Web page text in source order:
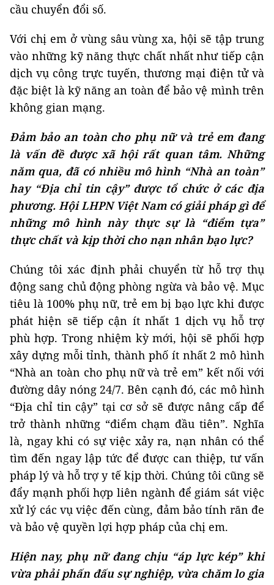
cầu chuyển đổi số.
Với chị em ở vùng sâu vùng xa, hội sẽ tập trung
vào những kỹ năng thực chất nhất như tiếp cận
dịch vụ công trực tuyến, thương mại điện tử và
đặc biệt là kỹ năng an toàn để bảo vệ mình trên
không gian mạng.
Đảm bảo an toàn cho phụ nữ và trẻ em đang
là vấn đề được xã hội rất quan tâm. Những
năm qua, đã có nhiều mô hình “Nhà an toàn”
hay “Địa chỉ tin cậy” được tổ chức ở các địa
phương. Hội LHPN Việt Nam có giải pháp gì để
những mô hình này thực sự là “điểm tựa”
thực chất và kịp thời cho nạn nhân bạo lực?
Chúng tôi xác định phải chuyển từ hỗ trợ thụ
động sang chủ động phòng ngừa và bảo vệ. Mục
tiêu là 100% phụ nữ, trẻ em bị bạo lực khi được
phát hiện sẽ tiếp cận ít nhất 1 dịch vụ hỗ trợ
phù hợp. Trong nhiệm kỳ mới, hội sẽ phối hợp
xây dựng mỗi tỉnh, thành phố ít nhất 2 mô hình
“Nhà an toàn cho phụ nữ và trẻ em” kết nối với
đường dây nóng 24/7. Bên cạnh đó, các mô hình
“Địa chỉ tin cậy” tại cơ sở sẽ được nâng cấp để
trở thành những “điểm chạm đầu tiên”. Nghĩa
là, ngay khi có sự việc xảy ra, nạn nhân có thể
tìm đến ngay lập tức để được can thiệp, tư vấn
pháp lý và hỗ trợ y tế kịp thời. Chúng tôi cũng sẽ
đẩy mạnh phối hợp liên ngành để giám sát việc
xử lý các vụ việc đến cùng, đảm bảo tính răn đe
và bảo vệ quyền lợi hợp pháp của chị em.
Hiện nay, phụ nữ đang chịu “áp lực kép” khi
vừa phải phấn đấu sự nghiệp, vừa chăm lo gia